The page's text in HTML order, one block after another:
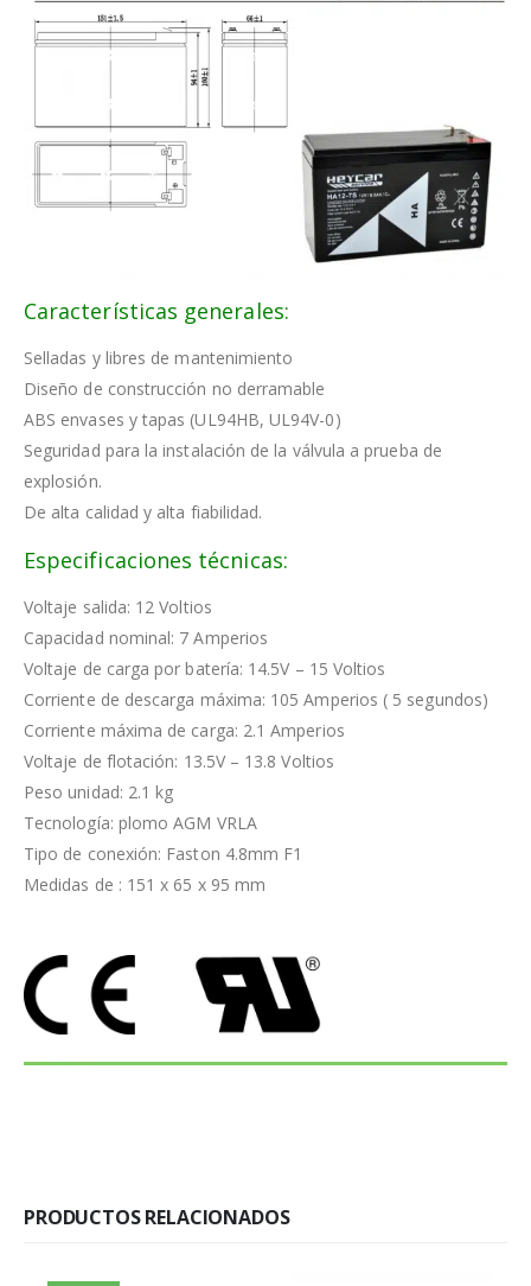
Características generales:
Selladas y libres de mantenimiento
Diseño de construcción no derramable
ABS envases y tapas (UL94HB, UL94V-0)
Seguridad para la instalación de la válvula a prueba de
explosión.
De alta calidad y alta fiabilidad.
Especificaciones técnicas:
Voltaje salida: 12 Voltios
Capacidad nominal: 7 Amperios
Voltaje de carga por batería: 14.5V – 15 Voltios
Corriente de descarga máxima: 105 Amperios ( 5 segundos)
Corriente máxima de carga: 2.1 Amperios
Voltaje de flotación: 13.5V – 13.8 Voltios
Peso unidad: 2.1 kg
Tecnología: plomo AGM VRLA
Tipo de conexión: Faston 4.8mm F1
Medidas de : 151 x 65 x 95 mm
PRODUCTOS RELACIONADOS